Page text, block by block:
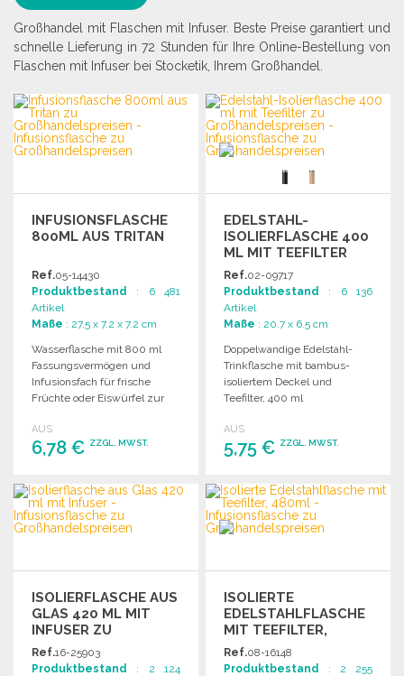
Großhandel mit Flaschen mit Infuser. Beste Preise garantiert und
schnelle Lieferung in 72 Stunden für Ihre Online-Bestellung von
Flaschen mit Infuser bei Stocketik, Ihrem Großhandel.
INFUSIONSFLASCHE
800ML AUS TRITAN
Ref.05-14430
Produktbestand : 6 481
Artikel
Maße : 27.5 x 7.2 x 7.2 cm
Wasserflasche mit 800 ml
Fassungsvermögen und
Infusionsfach für frische
Früchte oder Eiswürfel zur
AUS
6,78 € ZZGL. MWST.
BESTELLEN
Angebot anfordern
EDELSTAHL-
ISOLIERFLASCHE 400
ML MIT TEEFILTER
Ref.02-09717
Produktbestand : 6 136
Artikel
Maße : 20.7 x 6.5 cm
Doppelwandige Edelstahl-
Trinkflasche mit bambus-
isoliertem Deckel und
Teefilter, 400 ml
Getränke unterwegs.
AUS
5,75 € ZZGL. MWST.
BESTELLEN
Angebot anfordern
ISOLIERFLASCHE AUS
GLAS 420 ML MIT
INFUSER ZU
GROSSHANDELSPREISEN
Ref.16-25903
Produktbestand : 2 124
ISOLIERTE
EDELSTAHLFLASCHE
MIT TEEFILTER,
480ML ZU
GROSSHANDELSPREISEN
Ref.08-16148
Produktbestand : 2 255